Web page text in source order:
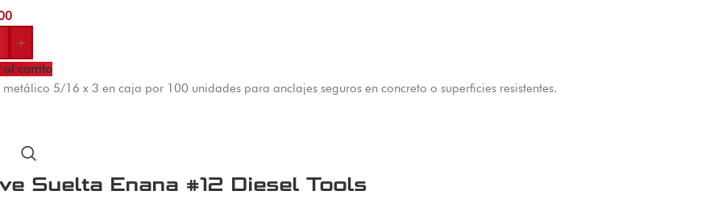
+
al carrito
metálico 5/16 x 3 en caja por 100 unidades para anclajes seguros en concreto o superficies resistentes.
Suelta Enana #12 Diesel Tools